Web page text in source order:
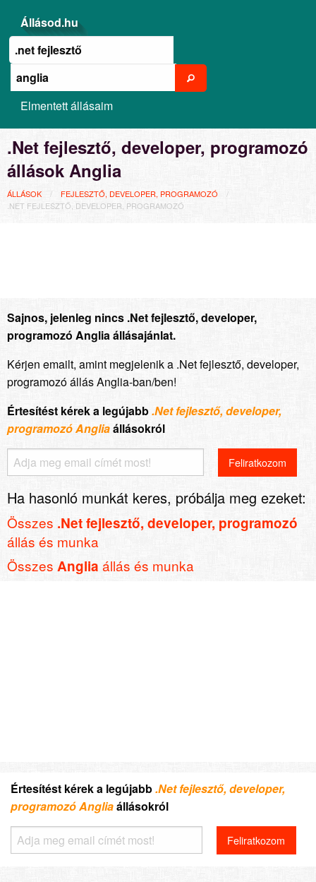
Állásod.hu
Elmentett állásaim
.Net fejlesztő, developer, programozó
állások Anglia
ÁLLÁSOK
FEJLESZTŐ, DEVELOPER, PROGRAMOZÓ
.NET FEJLESZTŐ, DEVELOPER, PROGRAMOZÓ
Sajnos, jelenleg nincs .Net fejlesztő, developer,
programozó Anglia állásajánlat.
Kérjen emailt, amint megjelenik a .Net fejlesztő, developer,
programozó állás Anglia-ban/ben!
Értesítést kérek a legújabb.Net fejlesztő, developer,
programozó Angliaállásokról
Ha hasonló munkát keres, próbálja meg ezeket:
Összes .Net fejlesztő, developer, programozó
állás és munka
Összes Anglia állás és munka
Értesítést kérek a legújabb.Net fejlesztő, developer,
programozó Angliaállásokról